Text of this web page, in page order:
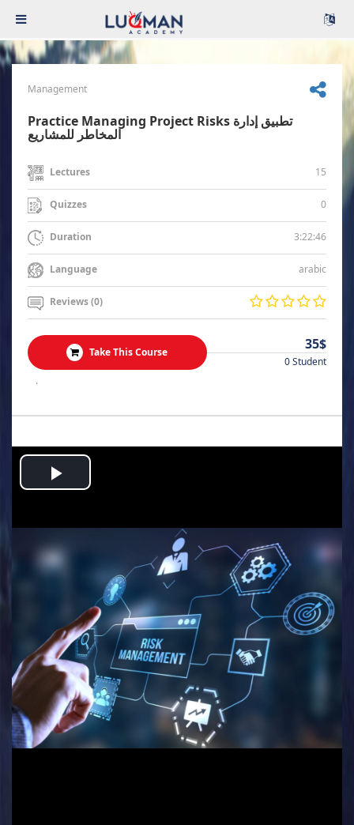
Management
Practice Managing Project Risks تطبيق إدارة
المخاطر للمشاريع
Lectures 15
Quizzes 0
Duration 3:22:46
Language arabic
Reviews (0)
Take This Course 35$
0 Student
.
Play
Video